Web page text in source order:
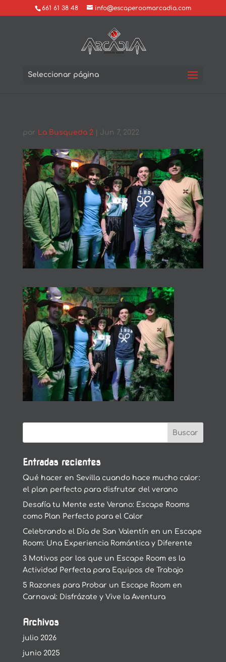
661 61 38 48 info@escaperoomarcadia.com
Seleccionar página
por La Busqueda 2| Jun 7, 2022
Entradas recientes
Qué hacer en Sevilla cuando hace mucho calor:
el plan perfecto para disfrutar del verano
Desafía tu Mente este Verano: Escape Rooms
como Plan Perfecto para el Calor
Celebrando el Día de San Valentín en un Escape
Room: Una Experiencia Romántica y Diferente
3 Motivos por los que un Escape Room es la
Actividad Perfecta para Equipos de Trabajo
5 Razones para Probar un Escape Room en
Carnaval: Disfrázate y Vive la Aventura
Archivos
julio 2026
junio 2025